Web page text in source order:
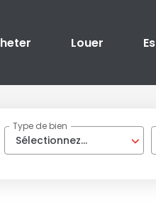
Louer
Sélectionnez...
Type de bien